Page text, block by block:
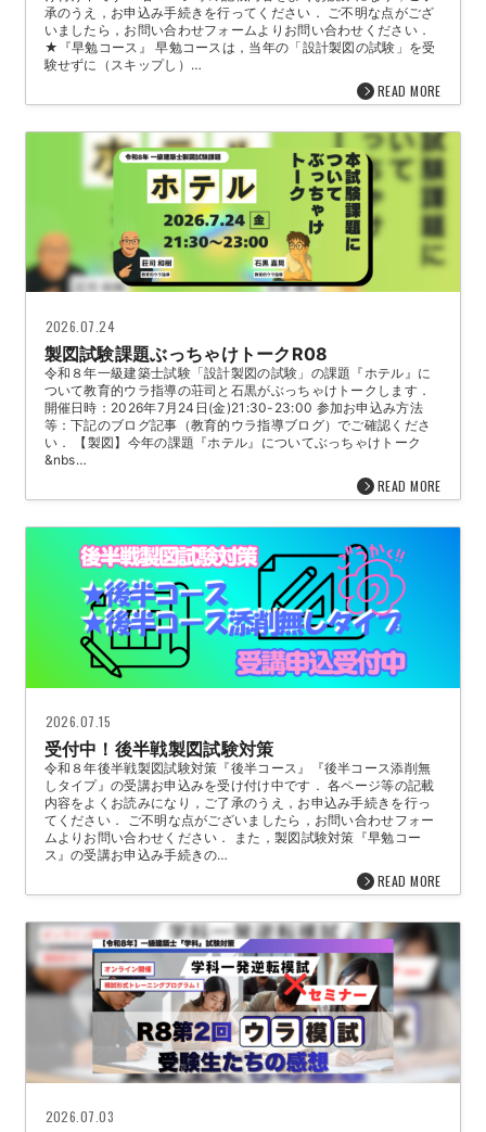
承のうえ，お申込み手続きを行ってください． ご不明な点がござ
いましたら，お問い合わせフォームよりお問い合わせください．
★『早勉コース』 早勉コースは，当年の「設計製図の試験」を受
験せずに（スキップし）…
READ MORE
2026.07.24
製図試験課題ぶっちゃけトークR08
令和８年一級建築士試験「設計製図の試験」の課題『ホテル』に
ついて教育的ウラ指導の荘司と石黒がぶっちゃけトークします．
開催日時：2026年7月24日(金)21:30-23:00 参加お申込み方法
等：下記のブログ記事（教育的ウラ指導ブログ）でご確認くださ
い． 【製図】今年の課題『ホテル』についてぶっちゃけトーク
&nbs…
READ MORE
2026.07.15
受付中！後半戦製図試験対策
令和８年後半戦製図試験対策『後半コース』『後半コース添削無
しタイプ』の受講お申込みを受け付け中です． 各ページ等の記載
内容をよくお読みになり，ご了承のうえ，お申込み手続きを行っ
てください． ご不明な点がございましたら，お問い合わせフォー
ムよりお問い合わせください． また，製図試験対策『早勉コー
ス』の受講お申込み手続きの…
READ MORE
2026.07.03